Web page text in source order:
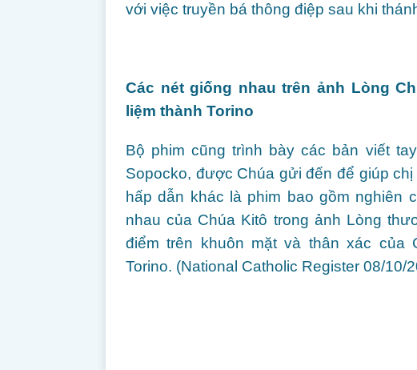
với việc truyền bá thông điệp sau khi
Các nét giống nhau trên ảnh Lòng
liệm thành Torino
Bộ phim cũng trình bày các bản viết
Sopocko, được Chúa gửi đến để giúp
hấp dẫn khác là phim bao gồm nghiên
nhau của Chúa Kitô trong ảnh Lòng
điểm trên khuôn mặt và thân xác của
Torino. (National Catholic Register 08/10/